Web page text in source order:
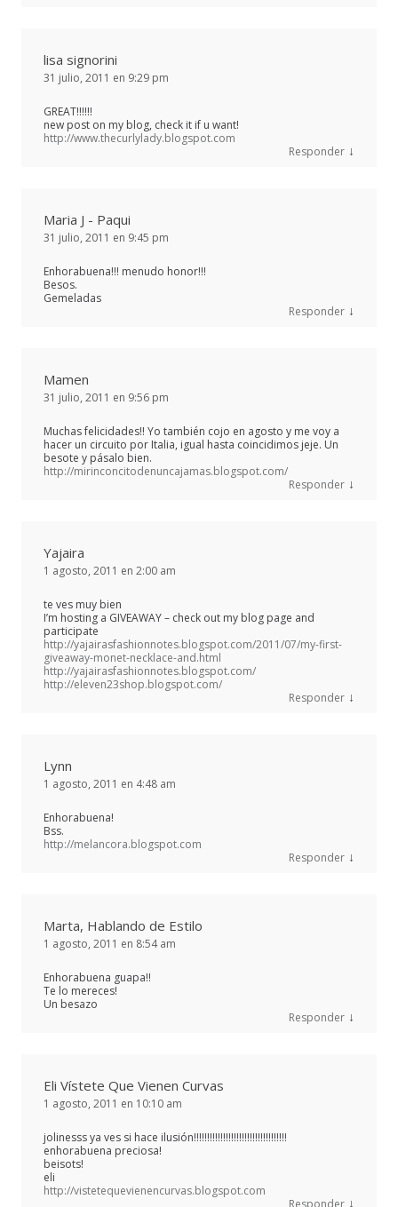
lisa signorini
31 julio, 2011 en 9:29 pm
GREAT!!!!!!
new post on my blog, check it if u want!
http://www.thecurlylady.blogspot.com
Responder ↓
Maria J - Paqui
31 julio, 2011 en 9:45 pm
Enhorabuena!!! menudo honor!!!
Besos.
Gemeladas
Responder ↓
Mamen
31 julio, 2011 en 9:56 pm
Muchas felicidades!! Yo también cojo en agosto y me voy a
hacer un circuito por Italia, igual hasta coincidimos jeje. Un
besote y pásalo bien.
http://mirinconcitodenuncajamas.blogspot.com/
Responder ↓
Yajaira
1 agosto, 2011 en 2:00 am
te ves muy bien
I’m hosting a GIVEAWAY – check out my blog page and
participate
http://yajairasfashionnotes.blogspot.com/2011/07/my-first-
giveaway-monet-necklace-and.html
http://yajairasfashionnotes.blogspot.com/
http://eleven23shop.blogspot.com/
Responder ↓
Lynn
1 agosto, 2011 en 4:48 am
Enhorabuena!
Bss.
http://melancora.blogspot.com
Responder ↓
Marta, Hablando de Estilo
1 agosto, 2011 en 8:54 am
Enhorabuena guapa!!
Te lo mereces!
Un besazo
Responder ↓
Eli Vístete Que Vienen Curvas
1 agosto, 2011 en 10:10 am
jolinesss ya ves si hace ilusión!!!!!!!!!!!!!!!!!!!!!!!!!!!!!!!!!!!
enhorabuena preciosa!
beisots!
eli
http://vistetequevienencurvas.blogspot.com
↓